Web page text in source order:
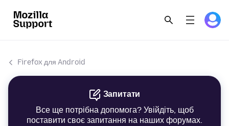
Firefox для Android
Запитати
Все ще потрібна допомога? Увійдіть, щоб
поставити своє запитання на наших форумах.